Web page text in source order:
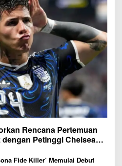
Rencana Pertemuan
Petinggi Chelsea
Fide Killer’ Memulai Debut